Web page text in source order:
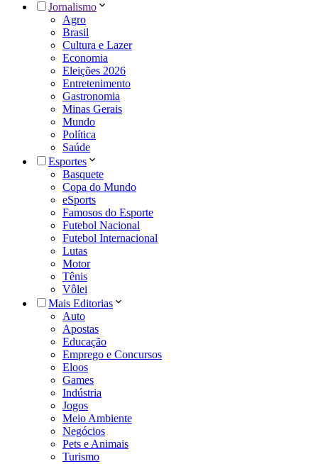
Jornalismo
Agro
Brasil
Cultura e Lazer
Economia
Eleições 2026
Entretenimento
Gastronomia
Minas Gerais
Mundo
Política
Saúde
Esportes
Basquete
Copa do Mundo
eSports
Famosos do Esporte
Futebol Nacional
Futebol Internacional
Lutas
Motor
Tênis
Vôlei
Mais Editorias
Auto
Apostas
Educação
Emprego e Concursos
Eloos
Games
Indústria
Jogos
Meio Ambiente
Negócios
Pets e Animais
Turismo